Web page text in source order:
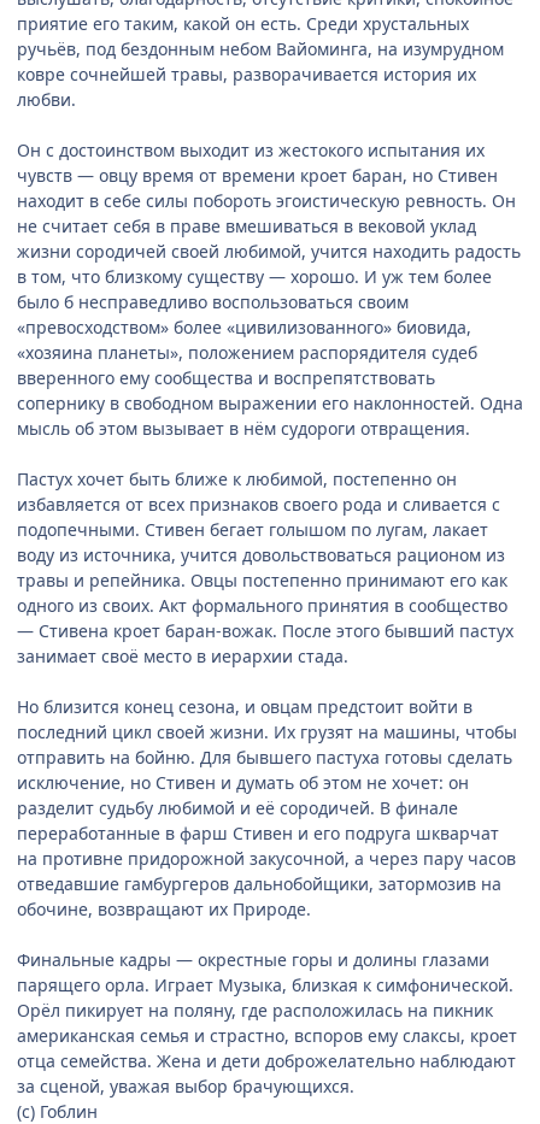
приятие его таким, какой он есть. Среди хрустальных
ручьёв, под бездонным небом Вайоминга, на изумрудном
ковре сочнейшей травы, разворачивается история их
любви.
Он с достоинством выходит из жестокого испытания их
чувств — овцу время от времени кроет баран, но Стивен
находит в себе силы побороть эгоистическую ревность. Он
не считает себя в праве вмешиваться в вековой уклад
жизни сородичей своей любимой, учится находить радость
в том, что близкому существу — хорошо. И уж тем более
было б несправедливо воспользоваться своим
«превосходством» более «цивилизованного» биовида,
«хозяина планеты», положением распорядителя судеб
вверенного ему сообщества и воспрепятствовать
сопернику в свободном выражении его наклонностей. Одна
мысль об этом вызывает в нём судороги отвращения.
Пастух хочет быть ближе к любимой, постепенно он
избавляется от всех признаков своего рода и сливается с
подопечными. Стивен бегает голышом по лугам, лакает
воду из источника, учится довольствоваться рационом из
травы и репейника. Овцы постепенно принимают его как
одного из своих. Акт формального принятия в сообщество
— Стивена кроет баран-вожак. После этого бывший пастух
занимает своё место в иерархии стада.
Но близится конец сезона, и овцам предстоит войти в
последний цикл своей жизни. Их грузят на машины, чтобы
отправить на бойню. Для бывшего пастуха готовы сделать
исключение, но Стивен и думать об этом не хочет: он
разделит судьбу любимой и её сородичей. В финале
переработанные в фарш Стивен и его подруга шкварчат
на противне придорожной закусочной, а через пару часов
отведавшие гамбургеров дальнобойщики, затормозив на
обочине, возвращают их Природе.
Финальные кадры — окрестные горы и долины глазами
парящего орла. Играет Музыка, близкая к симфонической.
Орёл пикирует на поляну, где расположилась на пикник
американская семья и страстно, вспоров ему слаксы, кроет
отца семейства. Жена и дети доброжелательно наблюдают
за сценой, уважая выбор брачующихся.
(с) Гоблин